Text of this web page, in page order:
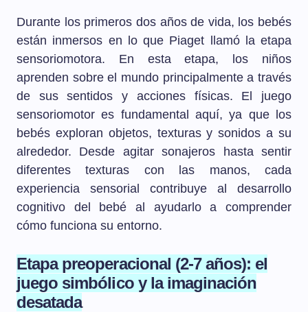
Durante los primeros dos años de vida, los bebés
están inmersos en lo que Piaget llamó la etapa
sensoriomotora. En esta etapa, los niños
aprenden sobre el mundo principalmente a través
de sus sentidos y acciones físicas. El juego
sensoriomotor es fundamental aquí, ya que los
bebés exploran objetos, texturas y sonidos a su
alrededor. Desde agitar sonajeros hasta sentir
diferentes texturas con las manos, cada
experiencia sensorial contribuye al desarrollo
cognitivo del bebé al ayudarlo a comprender
cómo funciona su entorno.
Etapa preoperacional (2-7 años): el
juego simbólico y la imaginación
desatada